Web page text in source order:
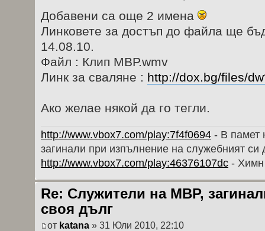
Добавени са още 2 имена
Линковете за достъп до файла ще
14.08.10.
Файл : Клип МВР.wmv
Линк за сваляне : http://dox.bg/files/
Ако желае някой да го тегли.
http://www.vbox7.com/play:7f4f0694 - В памет
загинали при изпълнение на служебният си
http://www.vbox7.com/play:46376107dc -
Re: Служители на МВР,
своя дълг
от katana » 31 Юли 2010, 22:10